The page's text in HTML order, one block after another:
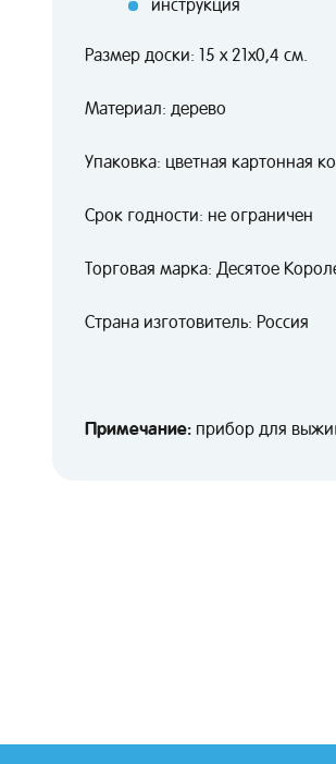
инструкция
Размер доски: 15 х 21х0,4 см.
Материал: дерево
Упаковка: цветная картонная
Срок годности: не ограничен
Торговая марка: Десятое
Страна изготовитель: Россия
Примечание: прибор для